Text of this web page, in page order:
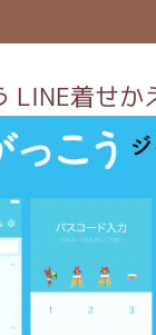
着せかえ
ション
ョン
ート